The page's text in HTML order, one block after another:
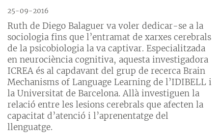
25-09-2016
Ruth de Diego Balaguer va voler dedicar-se a la
sociologia fins que l’entramat de xarxes cerebrals
de la psicobiologia la va captivar. Especialitzada
en neurociència cognitiva, aquesta investigadora
ICREA és al capdavant del grup de recerca Brain
Mechanisms of Language Learning de l’IDIBELL i
la Universitat de Barcelona. Allà investiguen la
relació entre les lesions cerebrals que afecten la
capacitat d’atenció i l’aprenentatge del
llenguatge.